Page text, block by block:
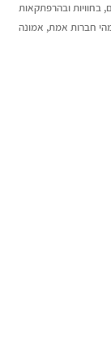
בחוויות ובהרפתקאות
חברות אמת, אמונה